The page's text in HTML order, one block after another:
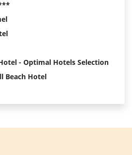
- Optimal Hotels Selection
Beach Hotel